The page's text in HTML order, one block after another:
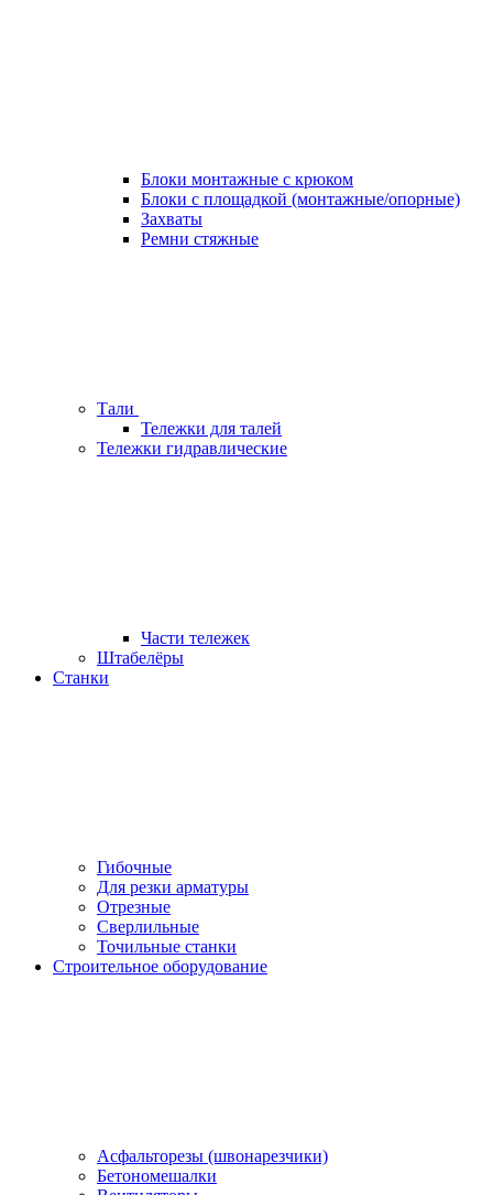
Блоки монтажные с крюком
Блоки с площадкой (монтажные/опорные)
Захваты
Ремни стяжные
Тали
Тележки для талей
Тележки гидравлические
Части тележек
Штабелёры
Станки
Гибочные
Для резки арматуры
Отрезные
Сверлильные
Точильные станки
Строительное оборудование
Асфальторезы (швонарезчики)
Бетономешалки